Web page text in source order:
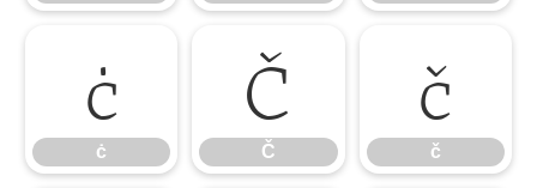
ċ
ċ
Č
Č
č
č